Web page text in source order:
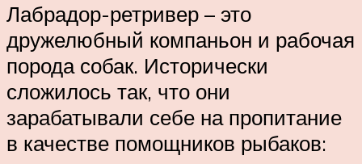
Лабрадор-ретривер – это
дружелюбный компаньон и рабочая
порода собак. Исторически
сложилось так, что они
зарабатывали себе на пропитание
в качестве помощников рыбаков: